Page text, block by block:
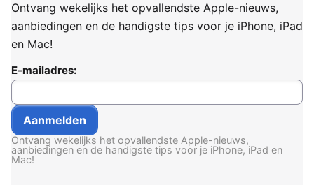
Ontvang wekelijks het opvallendste Apple-nieuws,
aanbiedingen en de handigste tips voor je iPhone, iPad
en Mac!
E-mailadres:
Ontvang wekelijks het opvallendste Apple-nieuws,
aanbiedingen en de handigste tips voor je iPhone, iPad en
Mac!